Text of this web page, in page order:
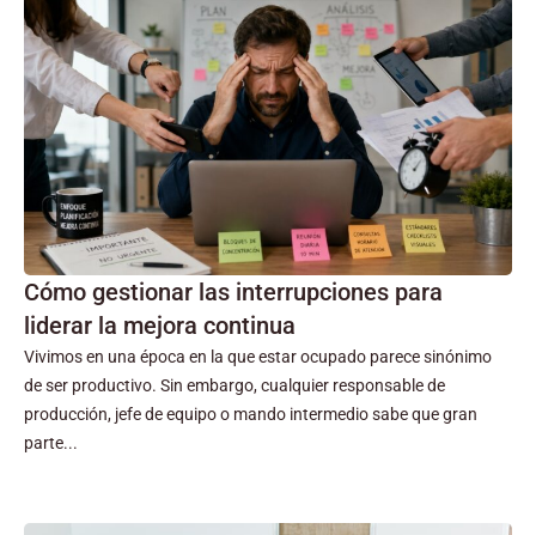
Cómo gestionar las interrupciones para
liderar la mejora continua
Vivimos en una época en la que estar ocupado parece sinónimo
de ser productivo. Sin embargo, cualquier responsable de
producción, jefe de equipo o mando intermedio sabe que gran
parte...